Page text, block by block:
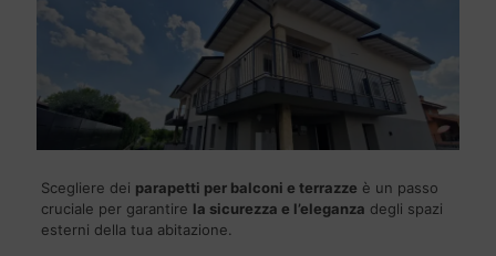
Scegliere dei parapetti per balconi e terrazze è un passo
cruciale per garantire la sicurezza e l’eleganza degli spazi
esterni della tua abitazione.